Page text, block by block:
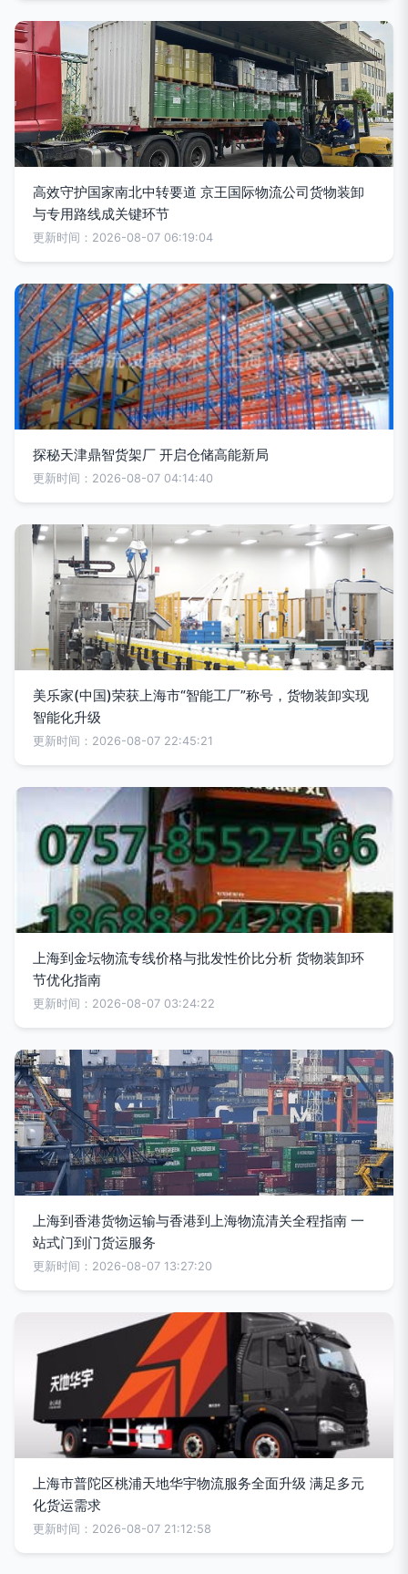
高效守护国家南北中转要道 京王国际物流公司货物装卸
与专用路线成关键环节
更新时间：2026-08-07 06:19:04
探秘天津鼎智货架厂 开启仓储高能新局
更新时间：2026-08-07 04:14:40
美乐家(中国)荣获上海市“智能工厂”称号，货物装卸实现
智能化升级
更新时间：2026-08-07 22:45:21
上海到金坛物流专线价格与批发性价比分析 货物装卸环
节优化指南
更新时间：2026-08-07 03:24:22
上海到香港货物运输与香港到上海物流清关全程指南 一
站式门到门货运服务
更新时间：2026-08-07 13:27:20
上海市普陀区桃浦天地华宇物流服务全面升级 满足多元
化货运需求
更新时间：2026-08-07 21:12:58